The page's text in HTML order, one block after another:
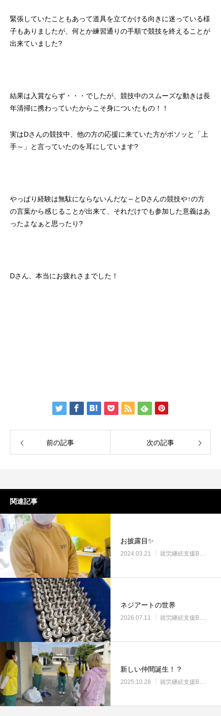
緊張していたこともあって道具を立てかける向きに迷っている様
子もありましたが、何とか練習通りの手順で競技を終えることが
出来ていました?
結果は入賞ならず・・・でしたが、競技中のスムーズな動きは長
年清掃に携わっていたからこそ身についたもの！！
実はDさんの競技中、他の方の応援に来ていた方がボソッと「上
手～」と言っていたのを耳にしています?
やっぱり経験は無駄にならないんだな～とDさんの競技や↑の方
の言葉から感じることが出来て、それだけでも参加した意義はあ
ったよなぁと思ったり?
Dさん、本当にお疲れさまでした！
前の記事 次の記事
関連記事
お披露目✨
2024.03.21 就労継続支援B型・ニコサービス
ネジアートの世界
2026.07.11 就労継続支援B型・ニコサービス
新しい仲間誕生！？
2025.10.28 就労継続支援B型・ニコサービス